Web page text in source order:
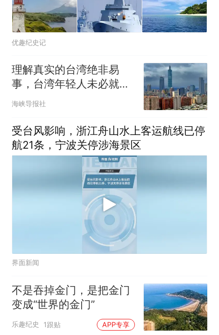
优趣纪史记
理解真实的台湾绝非易
事，台湾年轻人未必就是
“天然独”
海峡导报社
受台风影响，浙江舟山水上客运航线已停
航21条，宁波关停涉海景区
界面新闻
不是吞掉金门，是把金门
变成“世界的金门”
乐趣纪史 1跟贴 APP专享